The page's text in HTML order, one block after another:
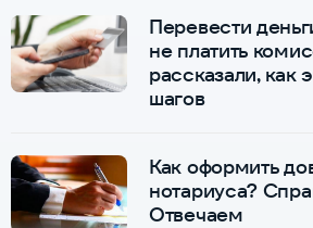
Перевести
не платить
рассказали, как
шагов
Как оформить
нотариуса?
Отвечаем